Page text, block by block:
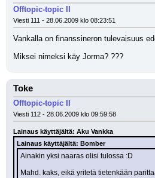
Offtopic-topic II
Viesti 111 - 28.06.2009 klo 08:23:51
Vankalla on finanssineron tulevaisuus
Miksei nimeksi käy Jorma? ???
Toke
Offtopic-topic II
Viesti 112 - 28.06.2009 klo 09:59:58
Lainaus käyttäjältä: Aku Vankka
Lainaus käyttäjältä: Bomber
Ainakin yksi naaras olisi tulossa :D
Mahd. kaks, eikä yritetä tietenkään